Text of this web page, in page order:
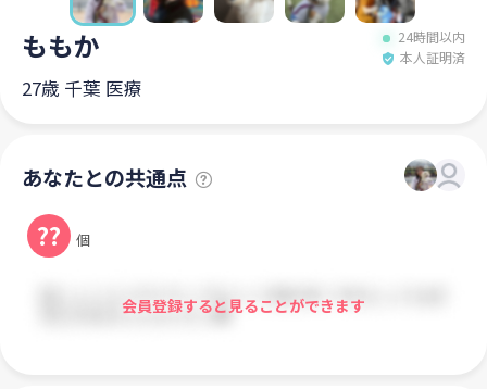
ももか
24時間以内
本人証明済
27歳 千葉 医療
あなたとの共通点
?? 個
会員登録すると見ることができます